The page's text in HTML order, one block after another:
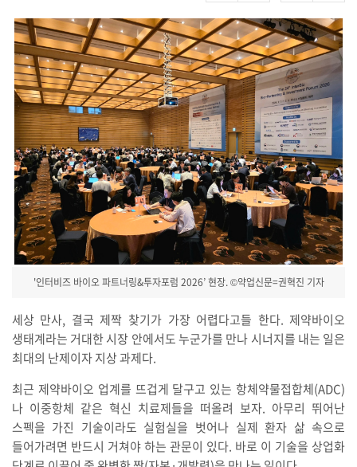
'인터비즈 바이오 파트너링&투자포럼 2026’ 현장. ©약업신문=권혁진 기자
세상 만사, 결국 제짝 찾기가 가장 어렵다고들 한다. 제약바이오
생태계라는 거대한 시장 안에서도 누군가를 만나 시너지를 내는 일은
최대의 난제이자 지상 과제다.
최근 제약바이오 업계를 뜨겁게 달구고 있는 항체약물접합체(ADC)
나 이중항체 같은 혁신 치료제들을 떠올려 보자. 아무리 뛰어난
스펙을 가진 기술이라도 실험실을 벗어나 실제 환자 삶 속으로
들어가려면 반드시 거쳐야 하는 관문이 있다. 바로 이 기술을 상업화